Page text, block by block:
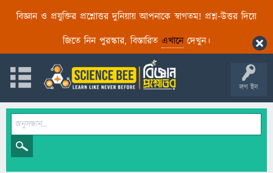
বিজ্ঞান ও প্রযুক্তির প্রশ্নোত্তর দুনিয়ায় আপনাকে স্বাগতম! প্রশ্ন-উত্তর দিয়ে
জিতে নিন পুরস্কার, বিস্তারিত এখানেদেখুন।
লগ ইন